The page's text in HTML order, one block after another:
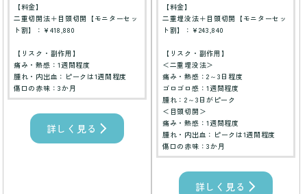
【料金】
二重切開法＋目頭切開【モニターセッ
ト割】：¥418,880
【リスク・副作用】
痛み・熱感：1週間程度
腫れ・内出血：ピークは1週間程度
傷口の赤味：3か月
詳しく見る
【料金】
二重埋没法＋目頭切開【モニターセッ
ト割】：¥243,840
【リスク・副作用】
＜二重埋没法＞
痛み・熱感：2～3日程度
ゴロゴロ感：1週間程度
腫れ：2～3日がピーク
＜目頭切開＞
痛み・熱感：1週間程度
腫れ・内出血：ピークは1週間程度
傷口の赤味：3か月
詳しく見る